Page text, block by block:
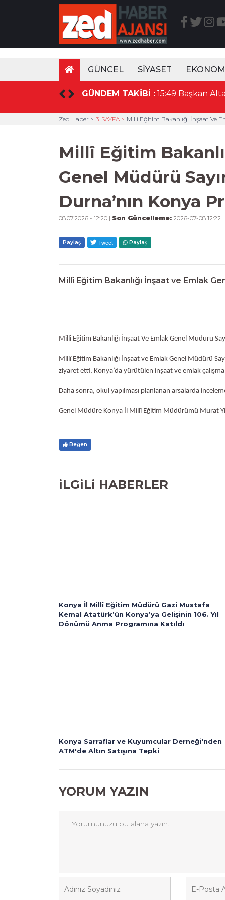
GÜNCEL SİYASET
GÜNDEM TAKİBİ :
15:52 Konya'da Basın Mensupları KTO Havacılık Eğitim Kampüsünü ziyaret etti
Zed Haber > 3. SAYFA > Millî Eğitim Bakanlığı İnşaat Ve
Millî Eğitim
Genel Müdürü
Durna’nın Konya
08.07.2026 - 12:20 | Son Güncelleme: 2026-07-08 12:22
Paylaş Paylaş
Millî Eğitim Bakanlığı İnşaat ve Emlak
Millî Eğitim Bakanlığı İnşaat Ve Emlak Genel Müdürü
Millî Eğitim Bakanlığı İnşaat ve Emlak Genel Müdürü
ziyaret etti, Konya’da yürütülen inşaat ve emlak
Daha sonra, okul yapılması planlanan arsalarda
Genel Müdüre Konya İl Millî Eğitim Müdürümü Murat
Beğen
iLGiLi HABERLER
Konya İl Millî Eğitim Müdürü Gazi Mustafa
Kemal Atatürk’ün Konya’ya Gelişinin 106. Yıl
Dönümü Anma Programına Katıldı
Konya Sarraflar ve Kuyumcular Derneği'nden
ATM'de Altın Satışına Tepki
YORUM YAZIN